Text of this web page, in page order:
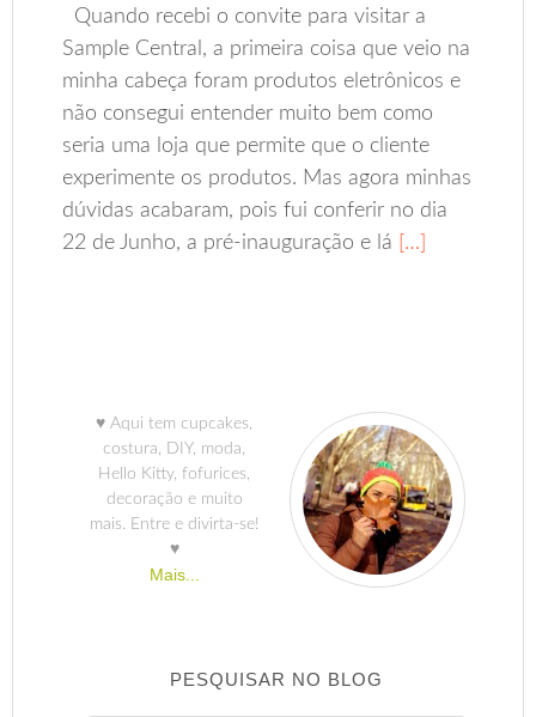
Quando recebi o convite para visitar a
Sample Central, a primeira coisa que veio na
minha cabeça foram produtos eletrônicos e
não consegui entender muito bem como
seria uma loja que permite que o cliente
experimente os produtos. Mas agora minhas
dúvidas acabaram, pois fui conferir no dia
22 de Junho, a pré-inauguração e lá […]
♥ Aqui tem cupcakes,
costura, DIY, moda,
Hello Kitty, fofurices,
decoração e muito
mais. Entre e divirta-se!
♥
Mais...
PESQUISAR NO BLOG